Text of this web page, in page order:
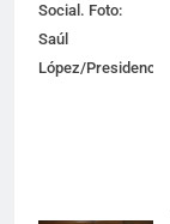
Social. Foto:
Saúl
López/Presidencia